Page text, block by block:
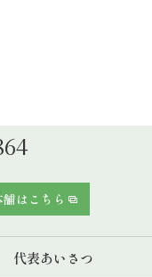
はこちら
代表あいさつ